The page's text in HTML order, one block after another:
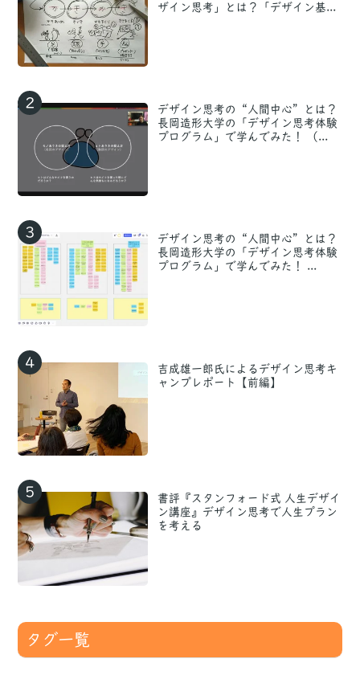
ザイン思考」とは？「デザイン基...
2
デザイン思考の“人間中心”とは？
長岡造形大学の「デザイン思考体験
プログラム」で学んでみた！ （...
3
デザイン思考の“人間中心”とは？
長岡造形大学の「デザイン思考体験
プログラム」で学んでみた！ ...
4
吉成雄一郎氏によるデザイン思考キ
ャンプレポート【前編】
5
書評『スタンフォード式 人生デザイ
ン講座』デザイン思考で人生プラン
を考える
タグ一覧